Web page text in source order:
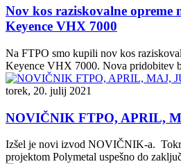
Nov kos raziskovalne
Keyence VHX 7000
Na FTPO smo kupili nov kos
Keyence VHX 7000. Nova pridobitev
torek, 20. julij 2021
NOVIČNIK FTPO, APRIL,
Izšel je novi izvod NOVIČNIK-a.
projektom Polymetal uspešno do